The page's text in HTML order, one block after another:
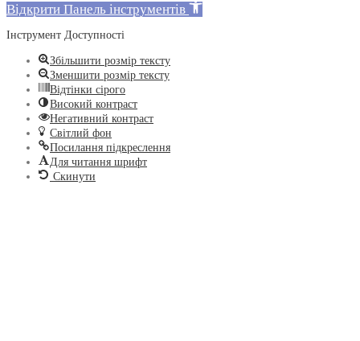
Відкрити Панель інструментів
Інструмент Доступності
Збільшити розмір тексту
Зменшити розмір тексту
Відтінки сірого
Високий контраст
Негативний контраст
Світлий фон
Посилання підкреслення
Для читання шрифт
Скинути